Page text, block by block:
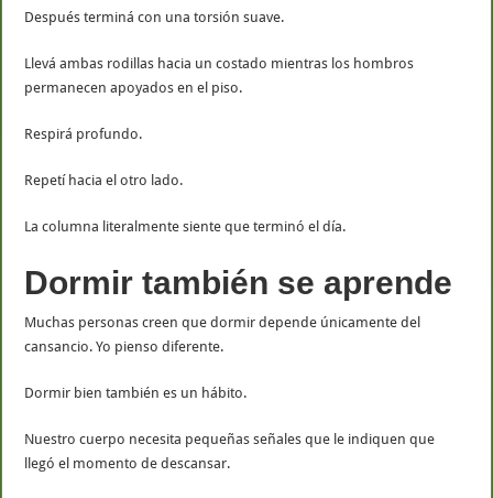
Después terminá con una torsión suave.
Llevá ambas rodillas hacia un costado mientras los hombros
permanecen apoyados en el piso.
Respirá profundo.
Repetí hacia el otro lado.
La columna literalmente siente que terminó el día.
Dormir también se aprende
Muchas personas creen que dormir depende únicamente del
cansancio. Yo pienso diferente.
Dormir bien también es un hábito.
Nuestro cuerpo necesita pequeñas señales que le indiquen que
llegó el momento de descansar.